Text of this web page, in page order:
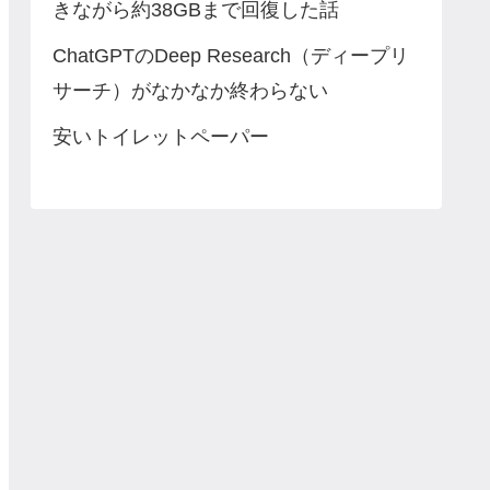
きながら約38GBまで回復した話
ChatGPTのDeep Research（ディープリ
サーチ）がなかなか終わらない
安いトイレットペーパー